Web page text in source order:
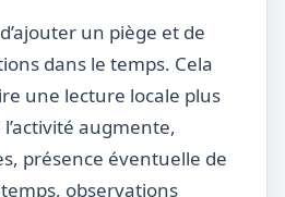
un piège et de
dans le temps. Cela
une lecture locale plus
augmente,
présence éventuelle de
observations